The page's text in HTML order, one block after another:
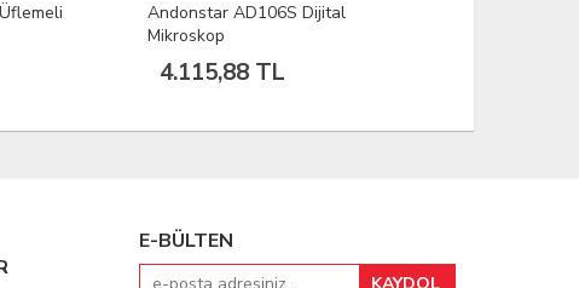
Andonstar AD106S Dijital
Mikroskop
4.115,88 TL
E-BÜLTEN